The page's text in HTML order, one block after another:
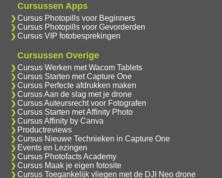
Cursussen Apps
Cursus Photopills voor Beginners
Cursus Photopills voor Gevorderden
Cursus VIP fotobesprekingen
Cursussen Overige
Cursus Werken met Wacom Tablets
Cursus Starten met Capture One
Cursus Perfecte afdrukken maken
Cursus Aan de slag met je drone
Cursus Auteursrecht voor Fotografen
Cursus Starten met Affinity Photo
Cursus Affinity by Canva
Productreviews
Cursus Nieuwe Technieken in Capture One
Events en Lezingen
Cursus Photofacts Academy
Cursus Maak je eigen fotosite
Cursus Toegankelijk vliegen met de DJI Neo drone